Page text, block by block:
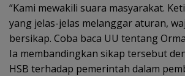
“Kami mewakili suara masyarakat.
yang jelas-jelas melanggar aturan,
bersikap. Coba baca UU tentang
Ia membandingkan sikap tersebut
HSB terhadap pemerintah dalam